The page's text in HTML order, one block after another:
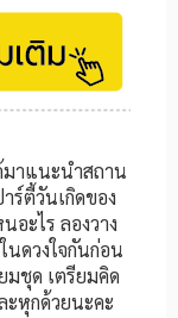
มาแนะนำสถาน
ร์ตี้วันเกิดของ
อะไร ลองวาง
ดวงใจกันก่อน
มชุด เตรียมคิด
ะหุกด้วยนะคะ